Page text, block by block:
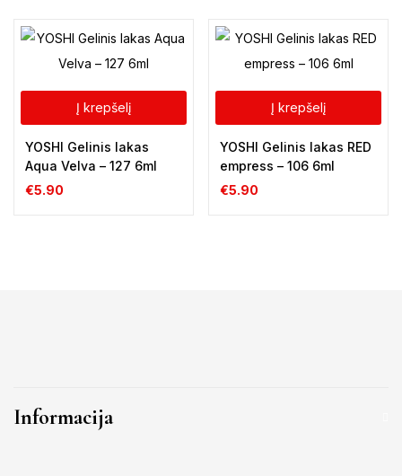
Į krepšelį
YOSHI Gelinis lakas
Aqua Velva – 127 6ml
€5.90
Į krepšelį
YOSHI Gelinis lakas RED
empress – 106 6ml
€5.90
Informacija